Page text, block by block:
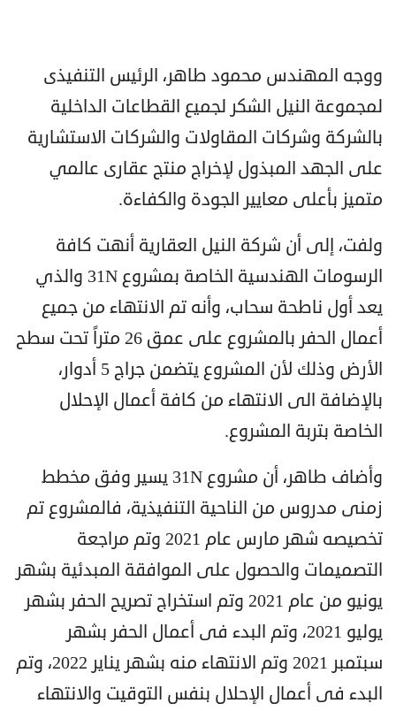
ووجه المهندس محمود طاهر، الرئيس التنفيذى
لمجموعة النيل الشكر لجميع القطاعات الداخلية
بالشركة وشركات المقاولات والشركات الاستشارية
على الجهد المبذول لإخراج منتج عقارى عالمي
متميز بأعلى معايير الجودة والكفاءة.
ولفت، إلى أن شركة النيل العقارية أنهت كافة
الرسومات الهندسية الخاصة بمشروع 31N والذي
يعد أول ناطحة سحاب، وأنه تم الانتهاء من جميع
أعمال الحفر بالمشروع على عمق 26 متراً تحت سطح
الأرض وذلك لأن المشروع يتضمن جراج 5 أدوار،
بالإضافة الى الانتهاء من كافة أعمال الإحلال
الخاصة بتربة المشروع.
وأضاف طاهر، أن مشروع 31N يسير وفق مخطط
زمنى مدروس من الناحية التنفيذية، فالمشروع تم
تخصيصه شهر مارس عام 2021 وتم مراجعة
التصميمات والحصول على الموافقة المبدئية بشهر
يونيو من عام 2021 وتم استخراج تصريح الحفر بشهر
يوليو 2021، وتم البدء فى أعمال الحفر بشهر
سبتمبر 2021 وتم الانتهاء منه بشهر يناير 2022، وتم
البدء فى أعمال الإحلال بنفس التوقيت والانتهاء